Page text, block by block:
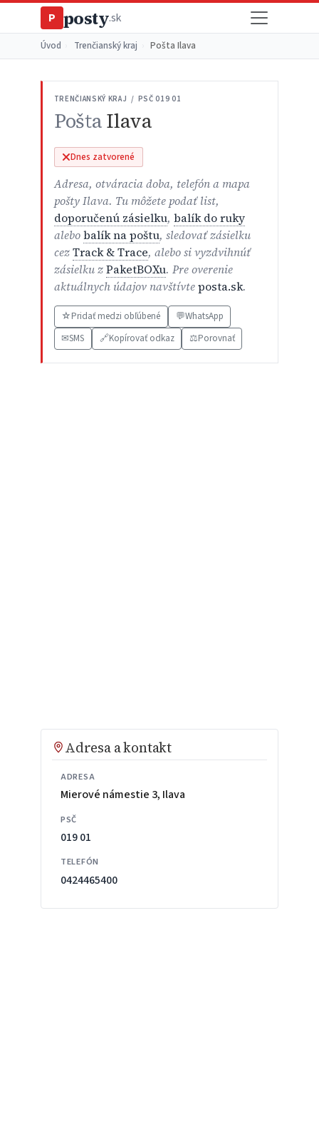
P posty.sk
Úvod Trenčianský kraj Pošta Ilava
TRENČIANSKÝ KRAJ / PSČ 019 01
PoštaIlava
Dnes zatvorené
Adresa, otváracia doba, telefón a mapa
pošty Ilava. Tu môžete podať list,
doporučenú zásielku, balík do ruky
alebobalík na poštu, sledovať zásielku
cezTrack & Trace, alebo si vyzdvihnúť
zásielku zPaketBOXu. Pre overenie
aktuálnych údajov navštívteposta.sk.
☆Pridať medzi obľúbené 💬WhatsApp
✉SMS 🔗Kopírovať odkaz ⚖️Porovnať
Adresa a kontakt
ADRESA
Mierové námestie 3, Ilava
PSČ
019 01
TELEFÓN
0424465400